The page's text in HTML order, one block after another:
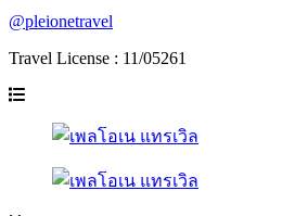
@pleionetravel
Travel License : 11/05261